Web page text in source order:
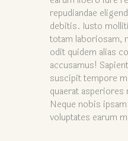
repudiandae
debitis. Iusto
totam laboriosam,
odit quidem alias
accusamus!
suscipit tempore
quaerat
Neque nobis
voluptates earum